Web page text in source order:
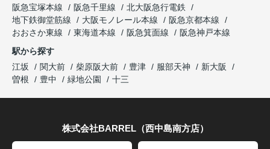
阪急宝塚本線
阪急千里線
北大阪急行電鉄
地下鉄御堂筋線
大阪モノレール本線
阪急京都本線
おおさか東線
東海道本線 阪急箕面線
阪急神戸本線
駅から探す
江坂
関大前 柴原阪大前 豊津 服部天神
新大阪
曽根
豊中 緑地公園 十三
株式会社BARREL（西中島南方店）